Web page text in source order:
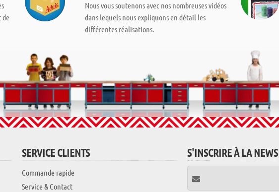
de
Nous vous soutenons avec nos nombreuses vidéos
dans lequels nous expliquons en détail les
différentes réalisations.
SERVICE CLIENTS
Commande rapide
Service & Contact
S'INSCRIRE À LA